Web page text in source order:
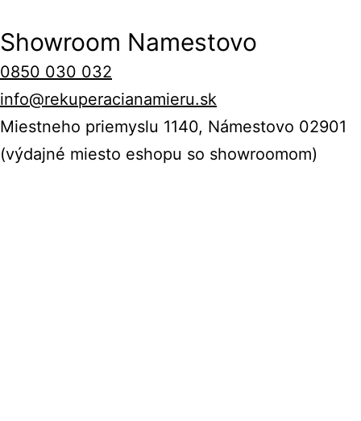
Showroom Namestovo
0850 030 032
info@rekuperacianamieru.sk
Miestneho priemyslu 1140, Námestovo 02901
(výdajné miesto eshopu so showroomom)